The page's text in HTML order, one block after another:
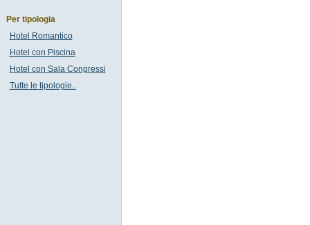
Per tipologia
Hotel Romantico
Hotel con Piscina
Hotel con Sala Congressi
Tutte le tipologie..